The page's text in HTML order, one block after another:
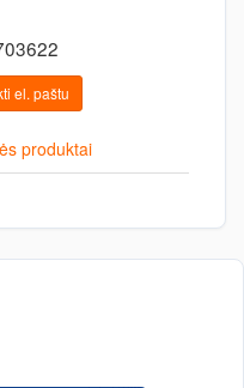
el. paštu
produktai